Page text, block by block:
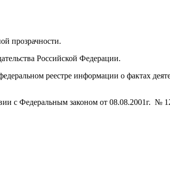
прозрачности.
Российской Федерации.
реестре информации о фактах
с Федеральным законом от 08.08.2001г. №